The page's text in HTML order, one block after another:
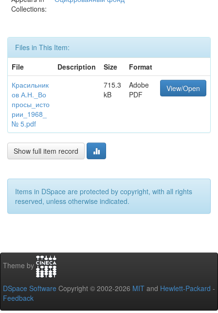
Collections:
Files in This Item:
File
Description Size
Format
Красильник
ов А.Н._Во
просы_исто
рии_1968_
№ 5.pdf
715.3
kB
Adobe
PDF
View/Open
Show full item record
Items in DSpace are protected by copyright, with all rights
reserved, unless otherwise indicated.
Theme by
DSpace Software Copyright © 2002-2026 MIT and Hewlett-Packard -
Feedback